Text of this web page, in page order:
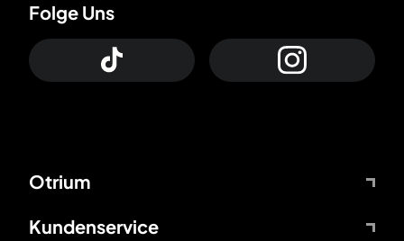
Otrium
Kundenservice
Folge Uns